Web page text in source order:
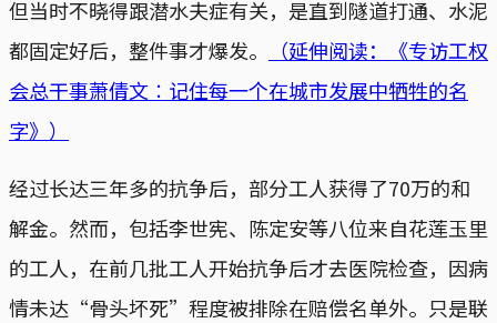
但当时不晓得跟潜水夫症有关，是直到隧道打通、水泥
都固定好后，整件事才爆发。
（延伸阅读：《专访工权
会总干事萧倩文︰记住每一个在城市发展中牺牲的名
字》）
经过长达三年多的抗争后，部分工人获得了70万的和
解金。然而，包括李世宪、陈定安等八位来自花莲玉里
的工人，在前几批工人开始抗争后才去医院检查，因病
情未达“骨头坏死”程度被排除在赔偿名单外。只是联